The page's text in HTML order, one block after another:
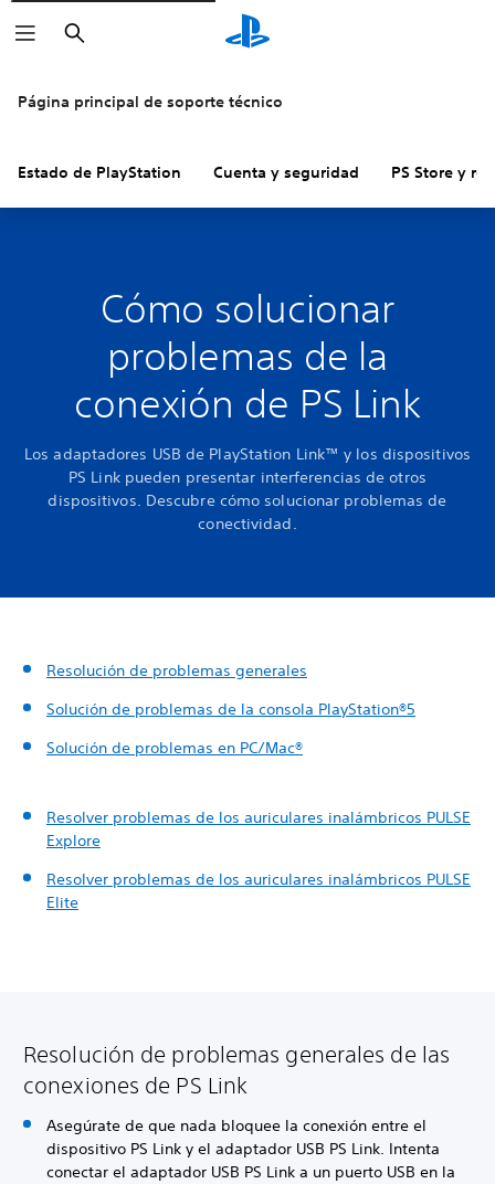
Buscar
Página principal de soporte técnico
Estado de PlayStation Cuenta y seguridad PS Store y
Cómo solucionar
problemas de la
conexión de PS Link
Los adaptadores USB de PlayStation Link™ y los dispositivos
PS Link pueden presentar interferencias de otros
dispositivos. Descubre cómo solucionar problemas de
conectividad.
Resolución de problemas generales
Solución de problemas de la consola PlayStation®5
Solución de problemas en PC/Mac®
Resolver problemas de los auriculares inalámbricos PULSE
Explore
Resolver problemas de los auriculares inalámbricos PULSE
Elite
Resolución de problemas generales de las
conexiones de PS Link
Asegúrate de que nada bloquee la conexión entre el
dispositivo PS Link y el adaptador USB PS Link. Intenta
conectar el adaptador USB PS Link a un puerto USB en la